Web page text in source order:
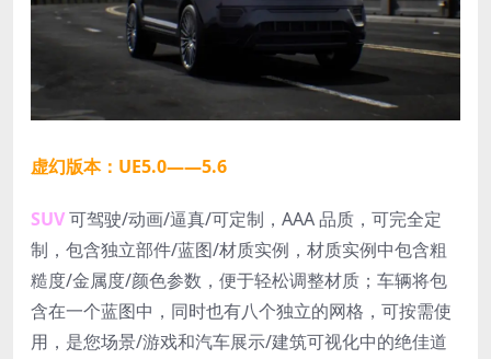
虚幻版本：UE5.0——5.6
SUV可驾驶/动画/逼真/可定制，AAA 品质，可完全定
制，包含独立部件/蓝图/材质实例，材质实例中包含粗
糙度/金属度/颜色参数，便于轻松调整材质；车辆将包
含在一个蓝图中，同时也有八个独立的网格，可按需使
用，是您场景/游戏和汽车展示/建筑可视化中的绝佳道